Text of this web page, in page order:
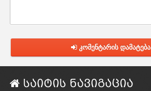
კომენტარის დამატება
საიტის ნავიგაცია